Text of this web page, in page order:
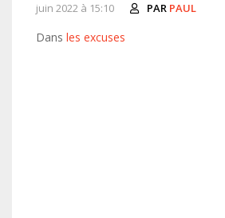
juin 2022 à 15:10
PAR PAUL
Dans les excuses